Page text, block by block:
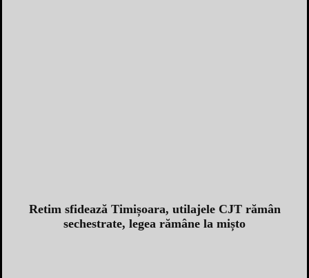
Retim sfidează Timișoara, utilajele CJT rămân
sechestrate, legea rămâne la mișto